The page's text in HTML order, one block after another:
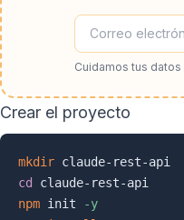
Cuidamos tus
Crear el proyecto
mkdir
cd
npm init
-y